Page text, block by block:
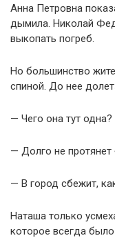
Анна Петровна
дымила. Николай
выкопать погреб.
Но большинство
спиной. До нее
— Чего она тут
— Долго не протянет
— В город сбежит,
Наташа только
которое всегда было